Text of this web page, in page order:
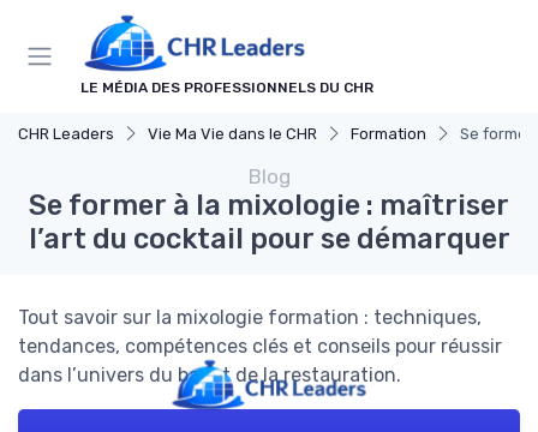
LE MÉDIA DES PROFESSIONNELS DU CHR
CHR Leaders Vie Ma Vie dans le CHR Formation Se former
Blog
Se former à la mixologie : maîtriser
l’art du cocktail pour se démarquer
Tout savoir sur la mixologie formation : techniques,
tendances, compétences clés et conseils pour réussir
dans l’univers du bar et de la restauration.
Panneau de gestion des cookies